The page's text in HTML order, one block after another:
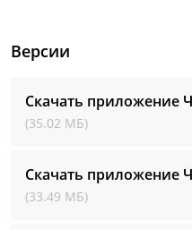
Версии
Скачать приложение
(35.02 МБ)
Скачать приложение
(33.49 МБ)